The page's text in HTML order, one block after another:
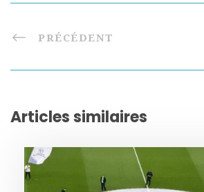
PRÉCÉDENT
Articles similaires